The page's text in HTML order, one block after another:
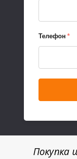
Телефон *
Покупка